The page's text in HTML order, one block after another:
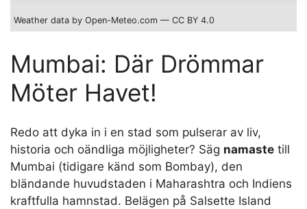
Weather data by Open-Meteo.com — CC BY 4.0
Mumbai: Där Drömmar
Möter Havet!
Redo att dyka in i en stad som pulserar av liv,
historia och oändliga möjligheter? Säg namaste till
Mumbai (tidigare känd som Bombay), den
bländande huvudstaden i Maharashtra och Indiens
kraftfulla hamnstad. Belägen på Salsette Island